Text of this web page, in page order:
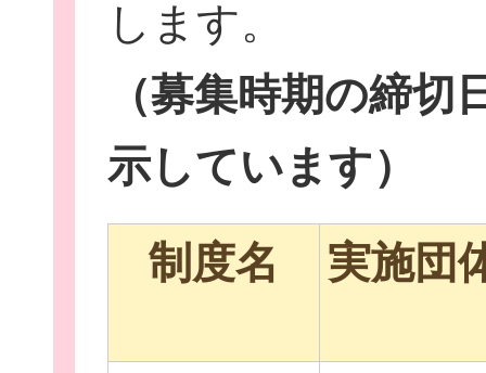
イベント・講
します。
（募集時期の締
示しています）
制度名 実施団